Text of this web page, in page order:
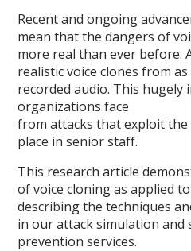
Recent and ongoing
mean that the dangers of
more real than ever before.
realistic voice clones from
recorded audio. This hugely
organizations face
from attacks that exploit
place in senior staff.
This research article
of voice cloning as applied
describing the techniques
in our attack simulation and
prevention services.